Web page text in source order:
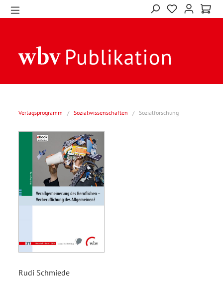
Verlagsprogramm / Sozialwissenschaften / Sozialforschung
Rudi Schmiede